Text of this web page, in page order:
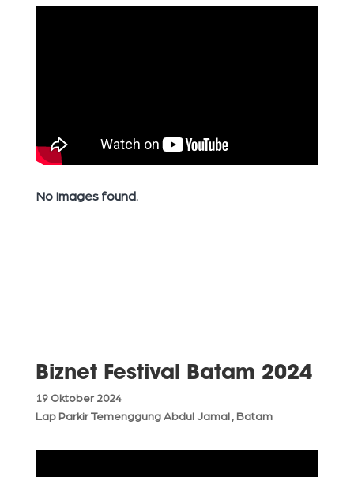
No Images found.
Biznet Festival Batam 2024
19 Oktober 2024
Lap Parkir Temenggung Abdul Jamal , Batam